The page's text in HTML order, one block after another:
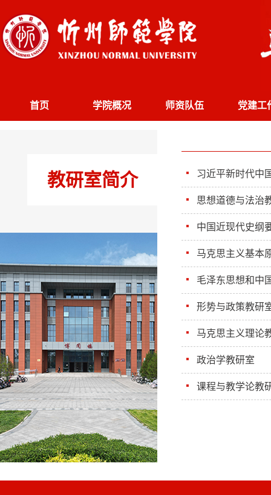
首页 学院概况 师资队伍 党建工
教研室简介 习近平新时代中
思想道德与法治
中国近现代史纲
马克思主义基本
毛泽东思想和中
形势与政策教研
马克思主义理论
政治学教研室
课程与教学论教